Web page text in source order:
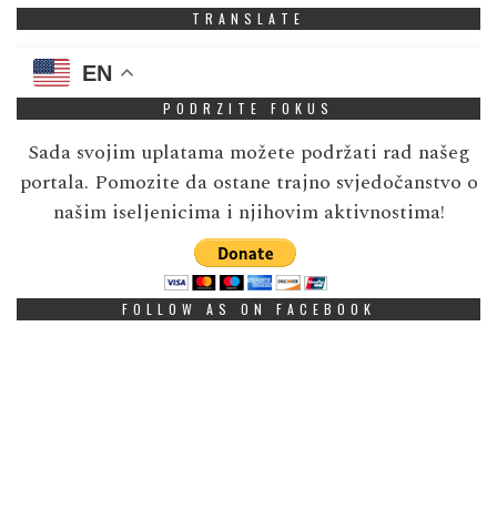
TRANSLATE
EN
PODRZITE FOKUS
Sada svojim uplatama možete podržati rad našeg
portala. Pomozite da ostane trajno svjedočanstvo o
našim iseljenicima i njihovim aktivnostima!
FOLLOW AS ON FACEBOOK